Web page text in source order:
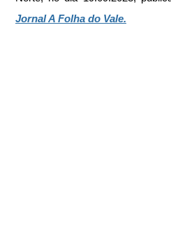
Jornal A Folha do Vale.